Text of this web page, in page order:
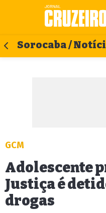
Sorocaba /
GCM
Adolescente
Justiça é
drogas